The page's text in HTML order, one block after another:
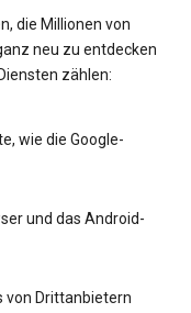
die Millionen von
neu zu entdecken
zählen:
wie die Google-
und das Android-
von Drittanbietern